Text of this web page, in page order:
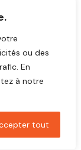
ou des
En
à notre
tout